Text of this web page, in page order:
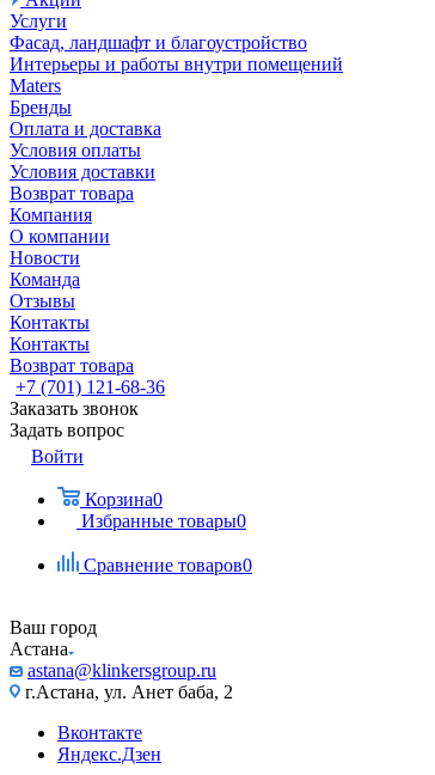
Услуги
Фасад, ландшафт и благоустройство
Интерьеры и работы внутри помещений
Maters
Бренды
Оплата и доставка
Условия оплаты
Условия доставки
Возврат товара
Компания
О компании
Новости
Команда
Отзывы
Контакты
Контакты
Возврат товара
+7 (701) 121-68-36
Заказать звонок
Задать вопрос
Войти
Корзина0
Избранные товары0
Сравнение товаров0
Ваш город
Астана
astana@klinkersgroup.ru
г.Астана, ул. Анет баба, 2
Вконтакте
Яндекс.Дзен